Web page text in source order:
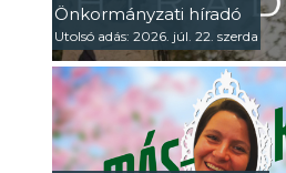
Önkormányzati híradó
Utolsó adás: 2026. júl. 22. szerda